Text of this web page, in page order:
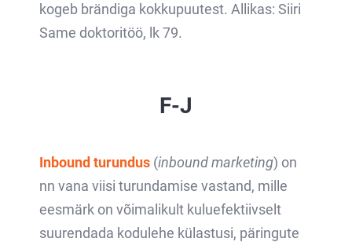
kogeb brändiga kokkupuutest. Allikas: Siiri
Same doktoritöö, lk 79.
F-J
Inbound turundus (inbound marketing) on
nn vana viisi turundamise vastand, mille
eesmärk on võimalikult kuluefektiivselt
suurendada kodulehe külastusi, päringute